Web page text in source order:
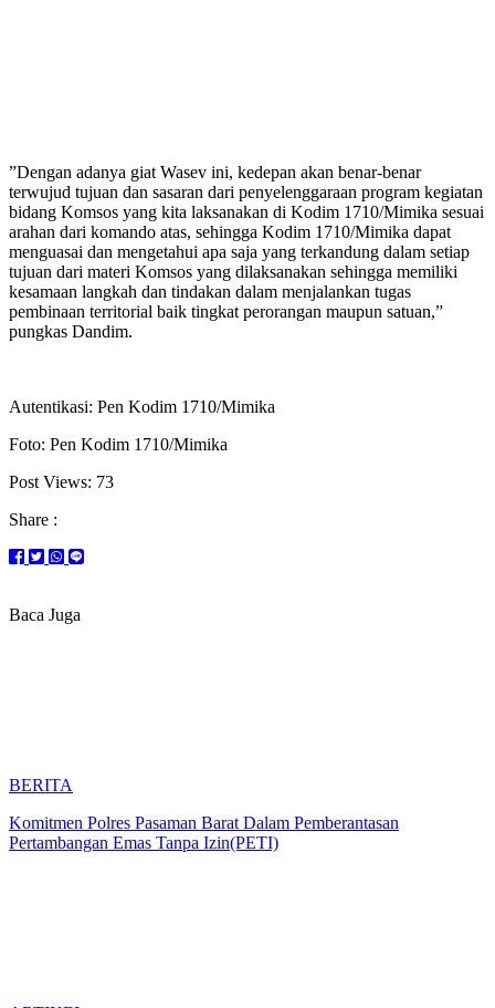
”Dengan adanya giat Wasev ini, kedepan akan benar-benar
terwujud tujuan dan sasaran dari penyelenggaraan program kegiatan
bidang Komsos yang kita laksanakan di Kodim 1710/Mimika sesuai
arahan dari komando atas, sehingga Kodim 1710/Mimika dapat
menguasai dan mengetahui apa saja yang terkandung dalam setiap
tujuan dari materi Komsos yang dilaksanakan sehingga memiliki
kesamaan langkah dan tindakan dalam menjalankan tugas
pembinaan territorial baik tingkat perorangan maupun satuan,”
pungkas Dandim.
Autentikasi: Pen Kodim 1710/Mimika
Foto: Pen Kodim 1710/Mimika
Post Views: 73
Share :
Baca Juga
BERITA
Komitmen Polres Pasaman Barat Dalam Pemberantasan
Pertambangan Emas Tanpa Izin(PETI)